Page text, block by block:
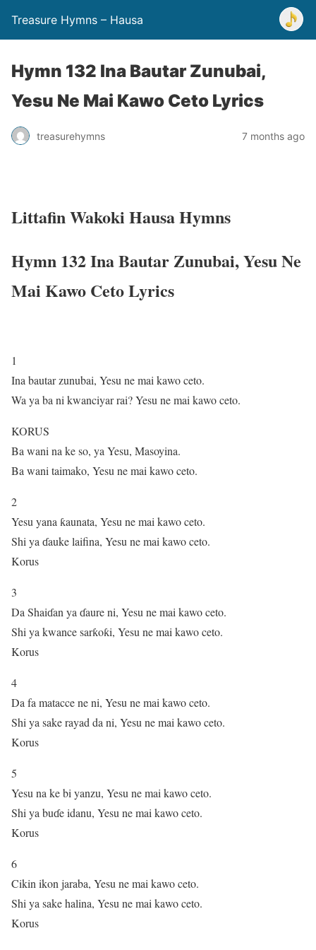
Treasure Hymns – Hausa
Hymn 132 Ina Bautar Zunubai,
Yesu Ne Mai Kawo Ceto Lyrics
treasurehymns 7 months ago
Littafin Wakoki Hausa Hymns
Hymn 132 Ina Bautar Zunubai, Yesu Ne
Mai Kawo Ceto Lyrics
1
Ina bautar zunubai, Yesu ne mai kawo ceto.
Wa ya ba ni kwanciyar rai? Yesu ne mai kawo ceto.
KORUS
Ba wani na ke so, ya Yesu, Masoyina.
Ba wani taimako, Yesu ne mai kawo ceto.
2
Yesu yana ƙaunata, Yesu ne mai kawo ceto.
Shi ya ɗauke laifina, Yesu ne mai kawo ceto.
Korus
3
Da Shaiɗan ya ɗaure ni, Yesu ne mai kawo ceto.
Shi ya kwance sarƙoƙi, Yesu ne mai kawo ceto.
Korus
4
Da fa matacce ne ni, Yesu ne mai kawo ceto.
Shi ya sake rayad da ni, Yesu ne mai kawo ceto.
Korus
5
Yesu na ke bi yanzu, Yesu ne mai kawo ceto.
Shi ya buɗe idanu, Yesu ne mai kawo ceto.
Korus
6
Cikin ikon jaraba, Yesu ne mai kawo ceto.
Shi ya sake halina, Yesu ne mai kawo ceto.
Korus